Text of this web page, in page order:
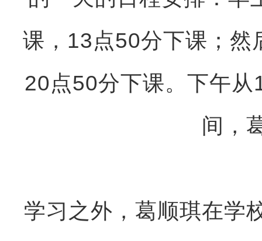
课，13点50分下课；
20点50分下课。下午
间，
学习之外，葛顺琪在学